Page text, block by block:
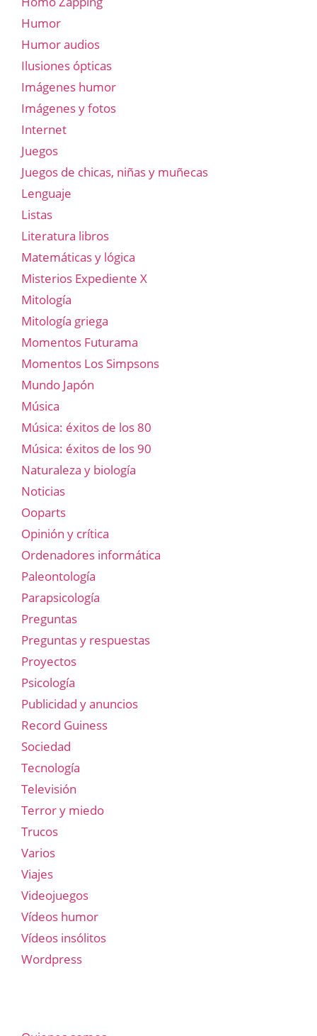
Humor
Humor audios
Ilusiones ópticas
Imágenes humor
Imágenes y fotos
Internet
Juegos
Juegos de chicas, niñas y muñecas
Lenguaje
Listas
Literatura libros
Matemáticas y lógica
Misterios Expediente X
Mitología
Mitología griega
Momentos Futurama
Momentos Los Simpsons
Mundo Japón
Música
Música: éxitos de los 80
Música: éxitos de los 90
Naturaleza y biología
Noticias
Ooparts
Opinión y crítica
Ordenadores informática
Paleontología
Parapsicología
Preguntas
Preguntas y respuestas
Proyectos
Psicología
Publicidad y anuncios
Record Guiness
Sociedad
Tecnología
Televisión
Terror y miedo
Trucos
Varios
Viajes
Videojuegos
Vídeos humor
Vídeos insólitos
Wordpress